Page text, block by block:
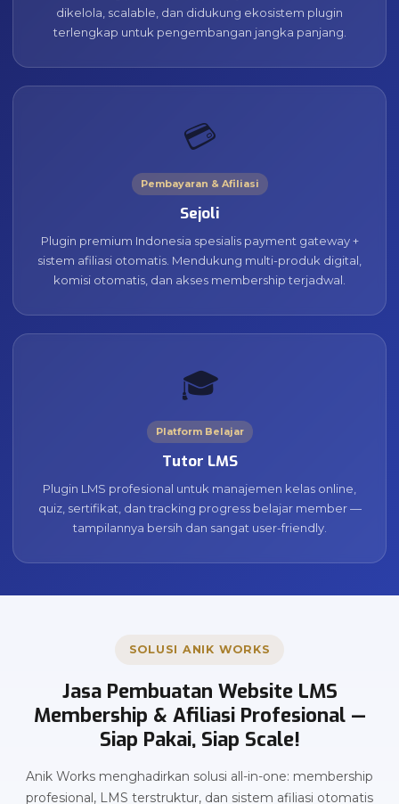
dikelola, scalable, dan didukung ekosistem plugin
terlengkap untuk pengembangan jangka panjang.
💳
Pembayaran & Afiliasi
Sejoli
Plugin premium Indonesia spesialis payment gateway +
sistem afiliasi otomatis. Mendukung multi-produk digital,
komisi otomatis, dan akses membership terjadwal.
🎓
Platform Belajar
Tutor LMS
Plugin LMS profesional untuk manajemen kelas online,
quiz, sertifikat, dan tracking progress belajar member —
tampilannya bersih dan sangat user-friendly.
SOLUSI ANIK WORKS
Jasa Pembuatan Website LMS
Membership & Afiliasi Profesional —
Siap Pakai, Siap Scale!
Anik Works menghadirkan solusi all-in-one: membership
profesional, LMS terstruktur, dan sistem afiliasi otomatis